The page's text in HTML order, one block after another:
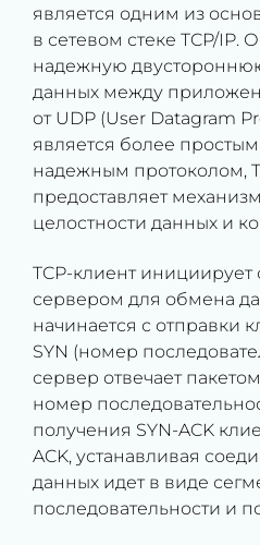
является одним из
в сетевом стеке TCP/IP.
надежную
данных между
от UDP (User Datagram
является более
надежным протоколом,
предоставляет
целостности данных и
TCP-клиент инициирует
сервером для обмена
начинается с отправки
SYN (номер
сервер отвечает
номер
получения SYN-ACK
ACK, устанавливая
данных идет в виде
последовательности и